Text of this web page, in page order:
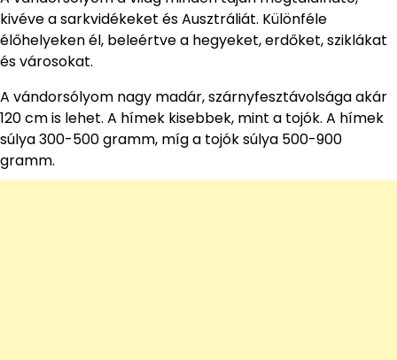
kivéve a sarkvidékeket és Ausztráliát. Különféle
élőhelyeken él, beleértve a hegyeket, erdőket, sziklákat
és városokat.
A vándorsólyom nagy madár, szárnyfesztávolsága akár
120 cm is lehet. A hímek kisebbek, mint a tojók. A hímek
súlya 300-500 gramm, míg a tojók súlya 500-900
gramm.